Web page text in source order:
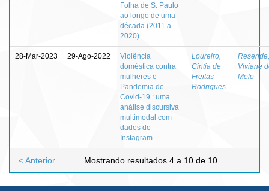
Folha de S. Paulo
ao longo de uma
década (2011 a
2020)
28-Mar-2023 29-Ago-2022
Violência
doméstica contra
mulheres e
Pandemia de
Covid-19 : uma
análise discursiva
multimodal com
dados do
Instagram
Loureiro,
Cintia de
Freitas
Rodrigues
Resende,
Viviane
Melo
Mostrando resultados 4 a 10 de 10
< Anterior